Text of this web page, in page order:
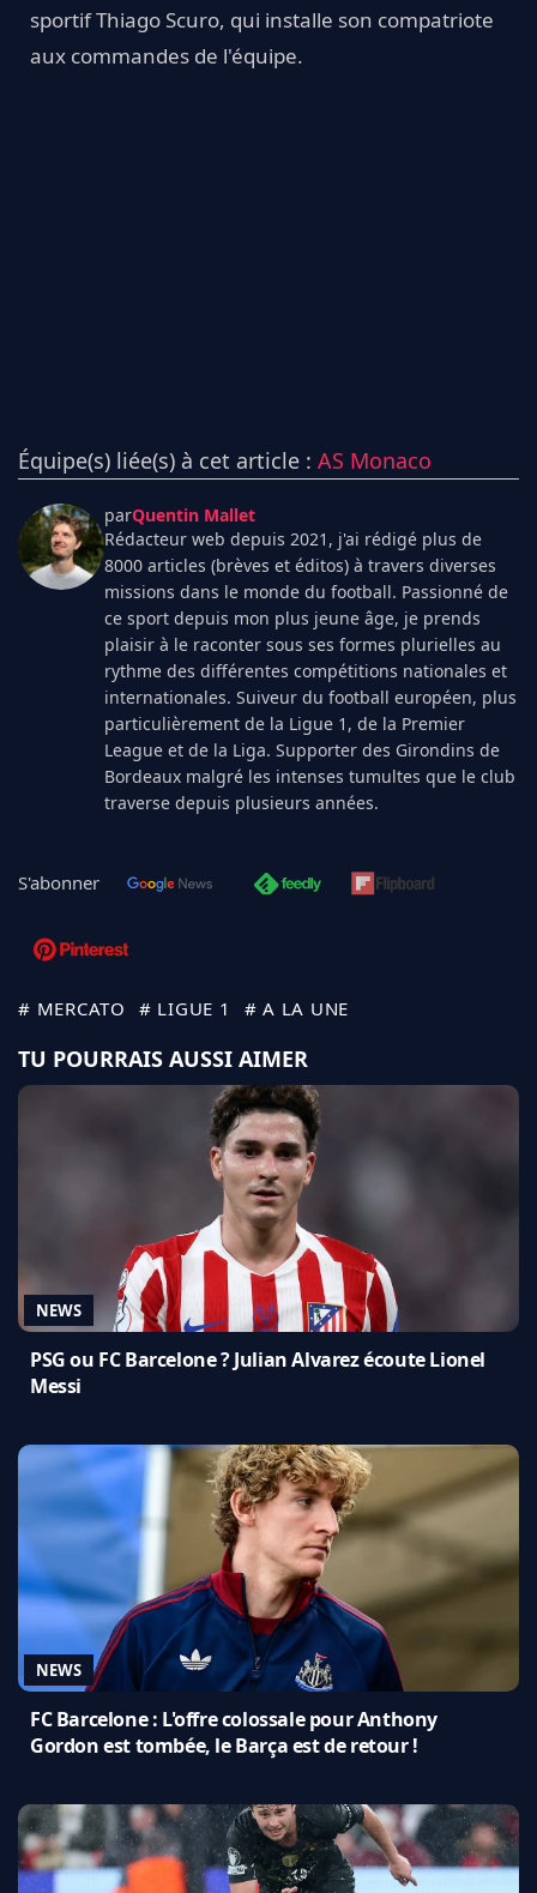
sportif Thiago Scuro, qui installe son compatriote
aux commandes de l'équipe.
Équipe(s) liée(s) à cet article : AS Monaco
parQuentin Mallet
Rédacteur web depuis 2021, j'ai rédigé plus de
8000 articles (brèves et éditos) à travers diverses
missions dans le monde du football. Passionné de
ce sport depuis mon plus jeune âge, je prends
plaisir à le raconter sous ses formes plurielles au
rythme des différentes compétitions nationales et
internationales. Suiveur du football européen, plus
particulièrement de la Ligue 1, de la Premier
League et de la Liga. Supporter des Girondins de
Bordeaux malgré les intenses tumultes que le club
traverse depuis plusieurs années.
S'abonner
# MERCATO # LIGUE 1 # A LA UNE
TU POURRAIS AUSSI AIMER
NEWS
PSG ou FC Barcelone ? Julian Alvarez écoute Lionel
Messi
NEWS
FC Barcelone : L'offre colossale pour Anthony
Gordon est tombée, le Barça est de retour !